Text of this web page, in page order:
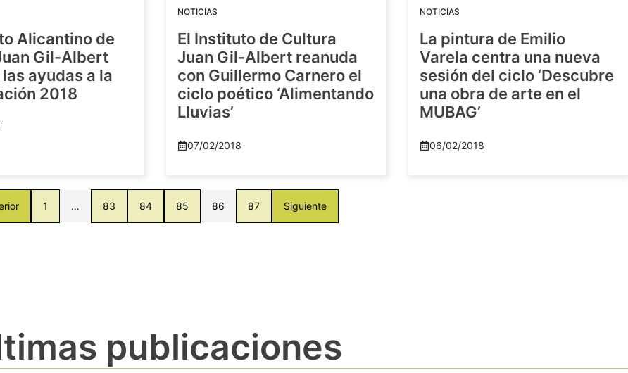
Alicantino de
Gil-Albert
ayudas a la
2018
NOTICIAS
El Instituto de Cultura
Juan Gil-Albert reanuda
con Guillermo Carnero el
ciclo poético ‘Alimentando
Lluvias’
07/02/2018
NOTICIAS
La pintura de Emilio
Varela centra una nueva
sesión del ciclo ‘Descubre
una obra de arte en el
MUBAG’
06/02/2018
1 … 83 84 85 86 87 Siguiente
publicaciones